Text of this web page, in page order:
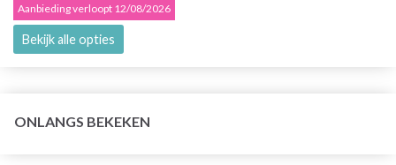
Aanbieding verloopt 12/08/2026
Bekijk alle opties
ONLANGS BEKEKEN